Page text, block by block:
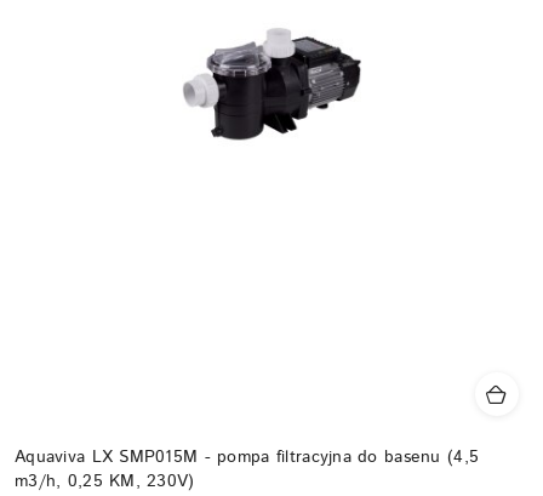
Aquaviva LX SMP015M - pompa filtracyjna do basenu (4,5
m3/h, 0,25 KM, 230V)